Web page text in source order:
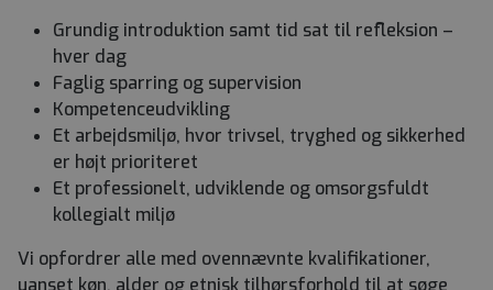
Grundig introduktion samt tid sat til refleksion –
hver dag
Faglig sparring og supervision
Kompetenceudvikling
Et arbejdsmiljø, hvor trivsel, tryghed og sikkerhed
er højt prioriteret
Et professionelt, udviklende og omsorgsfuldt
kollegialt miljø
Vi opfordrer alle med ovennævnte kvalifikationer,
uanset køn, alder og etnisk tilhørsforhold til at søge